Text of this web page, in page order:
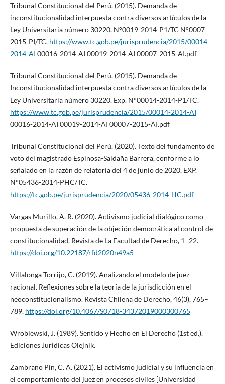
Tribunal Constitucional del Perú. (2015). Demanda de
inconstitucionalidad interpuesta contra diversos artículos de la
Ley Universitaria número 30220. N°0019-2014-P1/TC N°0007-
2015-PI/TC. https://www.tc.gob.pe/jurisprudencia/2015/00014-
2014-AI 00016-2014-AI 00019-2014-AI 00007-2015-AI.pdf
Tribunal Constitucional del Perú. (2015). Demanda de
Inconstitucionalidad interpuesta contra diversos artículos de la
Ley Universitaria número 30220. Exp. N°00014-2014-P1/TC.
https://www.tc.gob.pe/jurisprudencia/2015/00014-2014-AI
00016-2014-AI 00019-2014-AI 00007-2015-AI.pdf
Tribunal Constitucional del Perú. (2020). Texto del fundamento de
voto del magistrado Espinosa-Saldaña Barrera, conforme a lo
señalado en la razón de relatoría del 4 de junio de 2020. EXP.
N°05436-2014-PHC/TC.
https://tc.gob.pe/jurisprudencia/2020/05436-2014-HC.pdf
Vargas Murillo, A. R. (2020). Activismo judicial dialógico como
propuesta de superación de la objeción democrática al control de
constitucionalidad. Revista de La Facultad de Derecho, 1–22.
https://doi.org/10.22187/rfd2020n49a5
Villalonga Torrijo, C. (2019). Analizando el modelo de juez
racional. Reflexiones sobre la teoría de la jurisdicción en el
neoconstitucionalismo. Revista Chilena de Derecho, 46(3), 765–
789. https://doi.org/10.4067/S0718-34372019000300765
Wroblewski, J. (1989). Sentido y Hecho en El Derecho (1st ed.).
Ediciones Jurídicas Olejnik.
Zambrano Pin, C. A. (2021). El activismo judicial y su influencia en
el comportamiento del juez en procesos civiles [Universidad